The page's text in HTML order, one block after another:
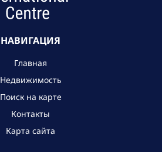
НАВИГАЦИЯ
Главная
Недвижимость
Поиск на карте
Контакты
Карта сайта